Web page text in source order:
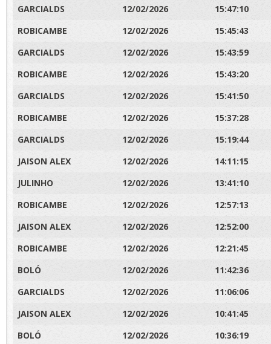
GARCIALDS
12/02/2026
15:47:10
ROBICAMBE
12/02/2026
15:45:43
GARCIALDS
12/02/2026
15:43:59
ROBICAMBE
12/02/2026
15:43:20
GARCIALDS
12/02/2026
15:41:50
ROBICAMBE
12/02/2026
15:37:28
GARCIALDS
12/02/2026
15:19:44
JAISON ALEX
12/02/2026
14:11:15
JULINHO
12/02/2026
13:41:10
ROBICAMBE
12/02/2026
12:57:13
JAISON ALEX
12/02/2026
12:52:00
ROBICAMBE
12/02/2026
12:21:45
BOLÓ
12/02/2026
11:42:36
GARCIALDS
12/02/2026
11:06:06
JAISON ALEX
12/02/2026
10:41:45
BOLÓ
12/02/2026
10:36:19